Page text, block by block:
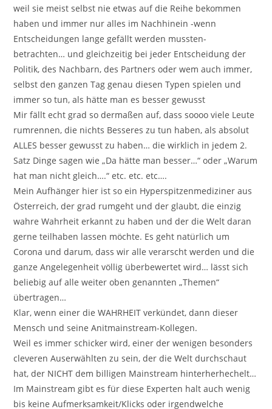
weil sie meist selbst nie etwas auf die Reihe bekommen
haben und immer nur alles im Nachhinein -wenn
Entscheidungen lange gefällt werden mussten-
betrachten… und gleichzeitig bei jeder Entscheidung der
Politik, des Nachbarn, des Partners oder wem auch immer,
selbst den ganzen Tag genau diesen Typen spielen und
immer so tun, als hätte man es besser gewusst
Mir fällt echt grad so dermaßen auf, dass soooo viele Leute
rumrennen, die nichts Besseres zu tun haben, als absolut
ALLES besser gewusst zu haben… die wirklich in jedem 2.
Satz Dinge sagen wie „Da hätte man besser…“ oder „Warum
hat man nicht gleich….“ etc. etc. etc….
Mein Aufhänger hier ist so ein Hyperspitzenmediziner aus
Österreich, der grad rumgeht und der glaubt, die einzig
wahre Wahrheit erkannt zu haben und der die Welt daran
gerne teilhaben lassen möchte. Es geht natürlich um
Corona und darum, dass wir alle verarscht werden und die
ganze Angelegenheit völlig überbewertet wird… lässt sich
beliebig auf alle weiter oben genannten „Themen“
übertragen…
Klar, wenn einer die WAHRHEIT verkündet, dann dieser
Mensch und seine Anitmainstream-Kollegen.
Weil es immer schicker wird, einer der wenigen besonders
cleveren Auserwählten zu sein, der die Welt durchschaut
hat, der NICHT dem billigen Mainstream hinterherhechelt…
Im Mainstream gibt es für diese Experten halt auch wenig
bis keine Aufmerksamkeit/Klicks oder irgendwelche